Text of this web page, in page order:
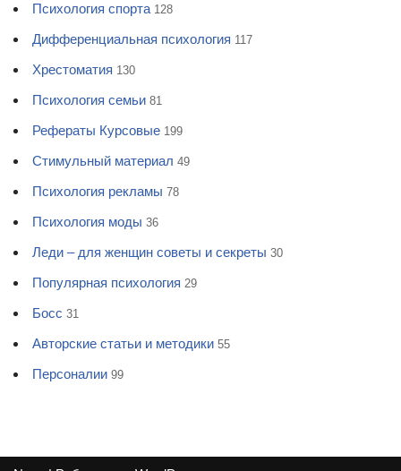
Психология спорта 128
Дифференциальная психология 117
Хрестоматия 130
Психология семьи 81
Рефераты Курсовые 199
Стимульный материал 49
Психология рекламы 78
Психология моды 36
Леди – для женщин советы и секреты 30
Популярная психология 29
Босс 31
Авторские статьи и методики 55
Персоналии 99